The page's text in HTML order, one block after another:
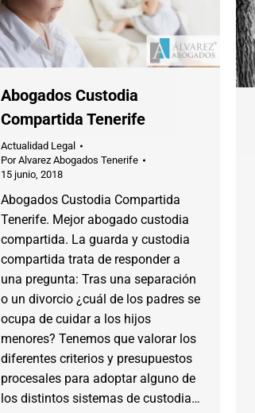
Abogados Custodia
Compartida Tenerife
Actualidad Legal
PorAlvarez Abogados Tenerife
15 junio, 2018
Abogados Custodia Compartida
Tenerife. Mejor abogado custodia
compartida. La guarda y custodia
compartida trata de responder a
una pregunta: Tras una separación
o un divorcio ¿cuál de los padres se
ocupa de cuidar a los hijos
menores? Tenemos que valorar los
diferentes criterios y presupuestos
procesales para adoptar alguno de
los distintos sistemas de custodia…